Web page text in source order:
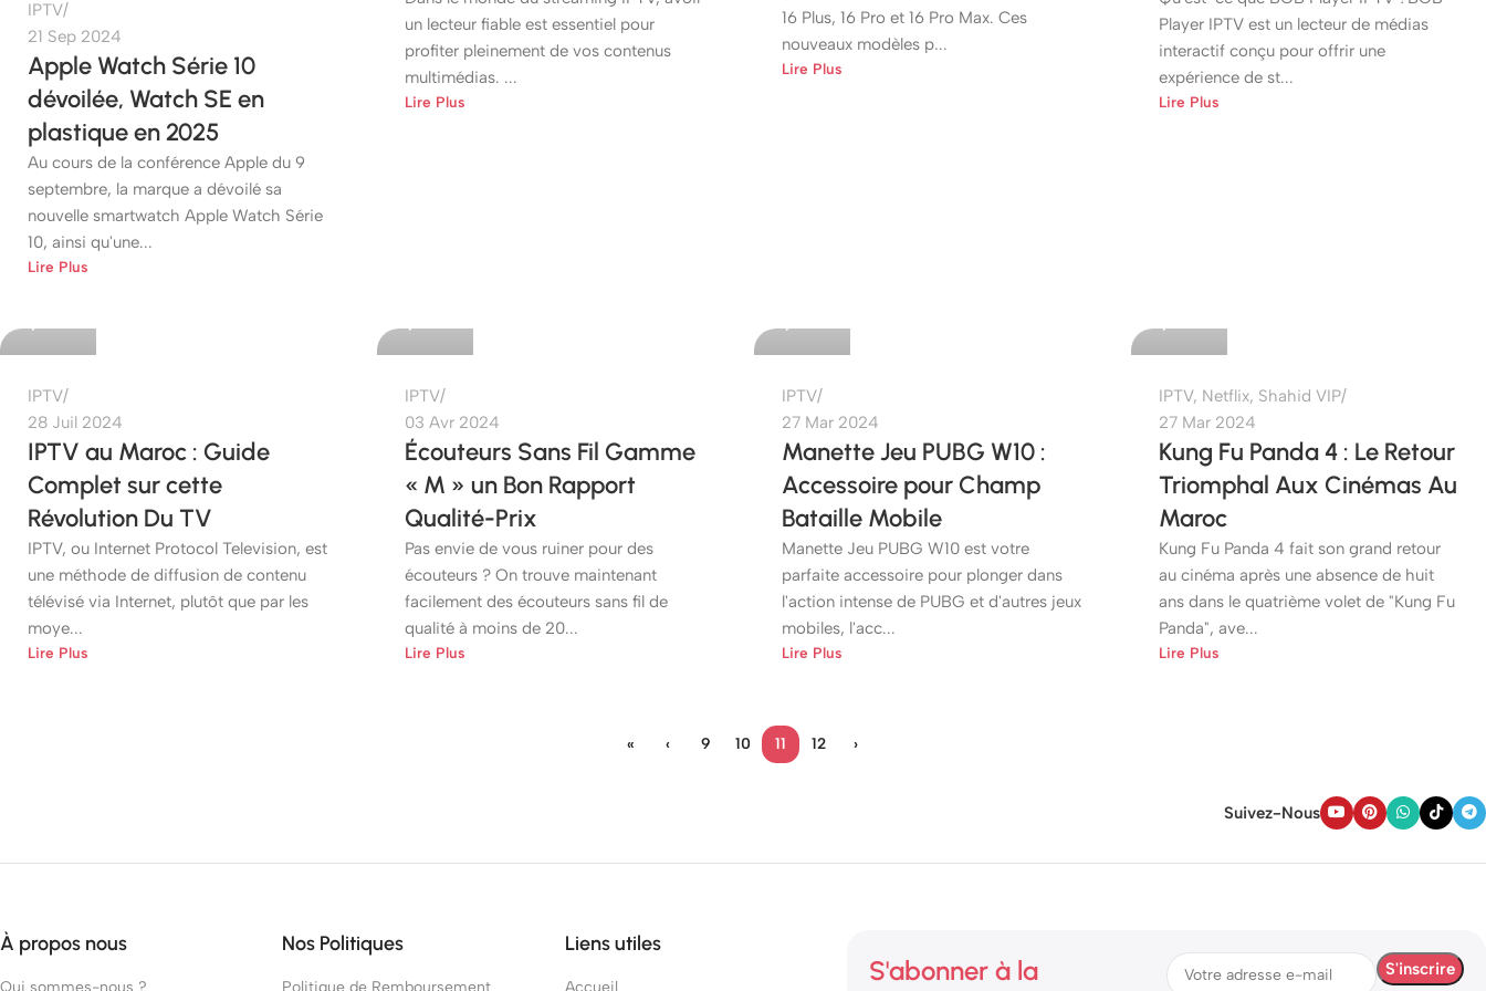
IPTV
21 Sep 2024
Apple Watch Série 10
dévoilée, Watch SE en
plastique en 2025
Au cours de la conférence Apple du 9
septembre, la marque a dévoilé sa
nouvelle smartwatch Apple Watch Série
10, ainsi qu'une...
Lire Plus
un lecteur fiable est essentiel pour
profiter pleinement de vos contenus
multimédias. ...
Lire Plus
16 Plus, 16 Pro et 16 Pro Max. Ces
nouveaux modèles p...
Lire Plus
Player IPTV est un lecteur de médias
interactif conçu pour offrir une
expérience de st...
Lire Plus
etshop
IPTV
28 Juil 2024
IPTV au Maroc : Guide
Complet sur cette
Révolution Du TV
IPTV, ou Internet Protocol Television, est
une méthode de diffusion de contenu
télévisé via Internet, plutôt que par les
moye...
Lire Plus
IPTV
03 Avr 2024
Écouteurs Sans Fil Gamme
« M » un Bon Rapport
Qualité-Prix
Pas envie de vous ruiner pour des
écouteurs ? On trouve maintenant
facilement des écouteurs sans fil de
qualité à moins de 20...
Lire Plus
IPTV
27 Mar 2024
Manette Jeu PUBG W10 :
Accessoire pour Champ
Bataille Mobile
Manette Jeu PUBG W10 est votre
parfaite accessoire pour plonger dans
l'action intense de PUBG et d'autres jeux
mobiles, l'acc...
Lire Plus
IPTV, Netflix, Shahid VIP
27 Mar 2024
Kung Fu Panda 4 : Le Retour
Triomphal Aux Cinémas Au
Maroc
Kung Fu Panda 4 fait son grand retour
au cinéma après une absence de huit
ans dans le quatrième volet de "Kung Fu
Panda", ave...
Lire Plus
« ‹ 9 10 11 12 ›
Suivez-Nous
À propos nous
Qui sommes-nous ?
Nos Politiques
Politique de Remboursement
Liens utiles
Accueil
S'abonner à la